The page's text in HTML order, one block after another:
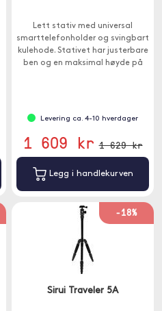
Lett stativ med universal
smarttelefonholder og svingbart
kulehode. Stativet har justerbare
ben og en maksimal høyde på
Levering ca. 4-10 hverdager
1 609 kr 1 629 kr
Legg i handlekurven
-18%
Sirui Traveler 5A